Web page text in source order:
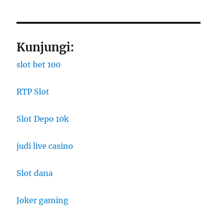
Kunjungi:
slot bet 100
RTP Slot
Slot Depo 10k
judi live casino
Slot dana
Joker gaming